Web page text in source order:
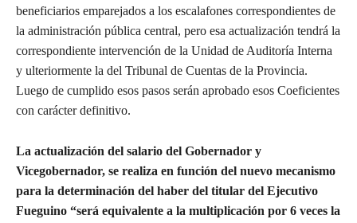
beneficiarios emparejados a los escalafones correspondientes de
la administración pública central, pero esa actualización tendrá la
correspondiente intervención de la Unidad de Auditoría Interna
y ulteriormente la del Tribunal de Cuentas de la Provincia.
Luego de cumplido esos pasos serán aprobado esos Coeficientes
con carácter definitivo.
La actualización del salario del Gobernador y
Vicegobernador, se realiza en función del nuevo mecanismo
para la determinación del haber del titular del Ejecutivo
Fueguino “será equivalente a la multiplicación por 6 veces la